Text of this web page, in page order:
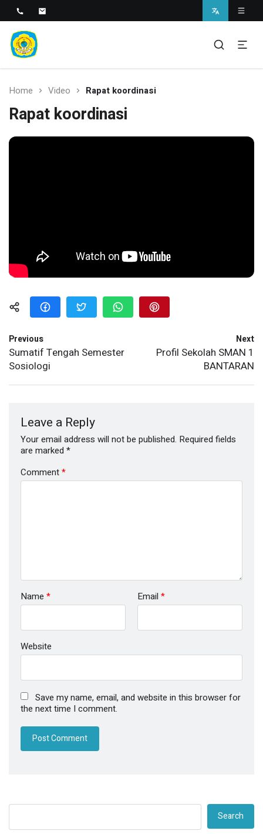
SMAN 1 Bantaran
SMAN 1 BANTARAN
Home Video Rapat koordinasi
Rapat koordinasi
Previous
Sumatif Tengah Semester
Sosiologi
Next
Profil Sekolah SMAN 1
BANTARAN
Leave a Reply
Your email address will not be published. Required fields
are marked *
Comment*
Name * Email *
Website
Save my name, email, and website in this browser for
the next time I comment.
Search